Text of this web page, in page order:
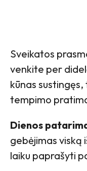
Sveikatos
venkite per
kūnas
tempimo
Dienos
gebėjimas viską
laiku paprašyti